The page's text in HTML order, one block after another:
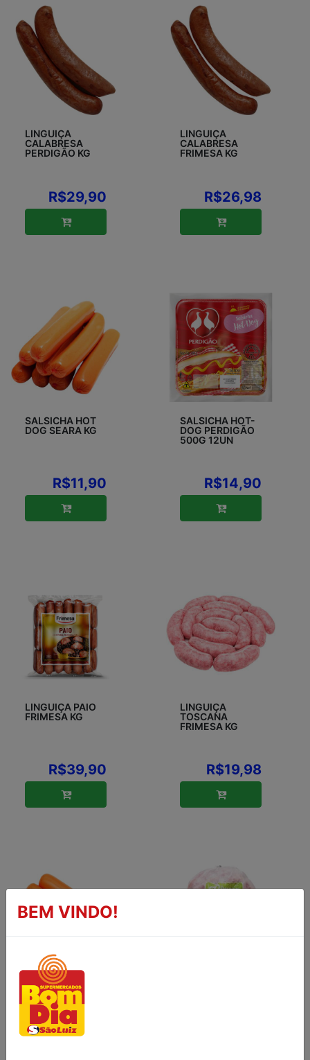
LINGUIÇA
CALABRESA
PERDIGÃO KG
R$29,90
LINGUIÇA
CALABRESA
FRIMESA KG
R$26,98
SALSICHA HOT
DOG SEARA KG
R$11,90
SALSICHA HOT-
DOG PERDIGÃO
500G 12UN
R$14,90
LINGUIÇA PAIO
FRIMESA KG
R$39,90
LINGUIÇA
TOSCANA
FRIMESA KG
R$19,98
SALSICHA HOT
DOG PERDIGÃO
BEM VINDO!